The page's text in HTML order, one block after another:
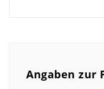
Angaben zur